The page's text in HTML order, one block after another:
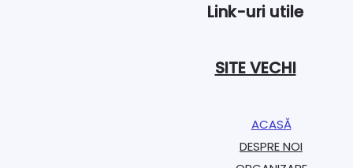
Link-uri utile
SITE VECHI
ACASĂ
DESPRE NOI